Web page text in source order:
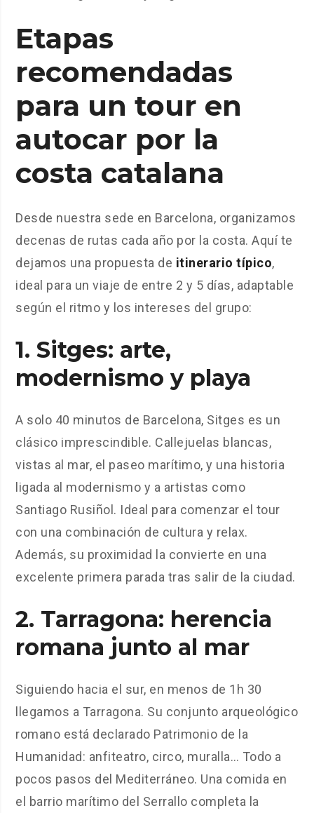
Etapas
recomendadas
para un tour en
autocar por la
costa catalana
Desde nuestra sede en Barcelona, organizamos
decenas de rutas cada año por la costa. Aquí te
dejamos una propuesta de itinerario típico,
ideal para un viaje de entre 2 y 5 días, adaptable
según el ritmo y los intereses del grupo:
1.Sitges: arte,
modernismo y playa
A solo 40 minutos de Barcelona, Sitges es un
clásico imprescindible. Callejuelas blancas,
vistas al mar, el paseo marítimo, y una historia
ligada al modernismo y a artistas como
Santiago Rusiñol. Ideal para comenzar el tour
con una combinación de cultura y relax.
Además, su proximidad la convierte en una
excelente primera parada tras salir de la ciudad.
2. Tarragona: herencia
romana junto al mar
Siguiendo hacia el sur, en menos de 1h 30
llegamos a Tarragona. Su conjunto arqueológico
romano está declarado Patrimonio de la
Humanidad: anfiteatro, circo, muralla… Todo a
pocos pasos del Mediterráneo. Una comida en
el barrio marítimo del Serrallo completa la